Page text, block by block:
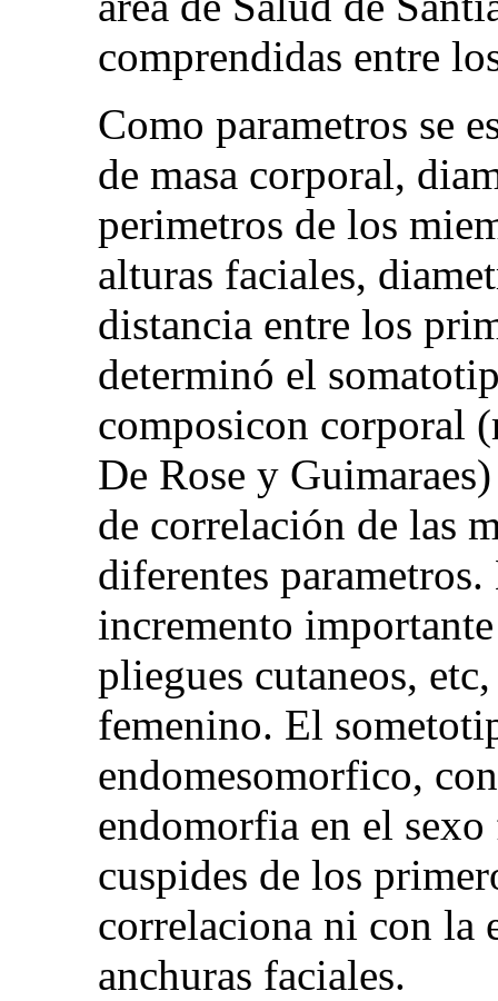
comprendidas entre
Como parametros se
de masa corporal,
perimetros de los
alturas faciales,
distancia entre los
determinó el
composicon corporal
De Rose y
de correlación de las
diferentes
incremento
pliegues cutaneos,
femenino. El
endomesomorfico,
endomorfia en el
cuspides de los
correlaciona ni con la
anchuras faciales.